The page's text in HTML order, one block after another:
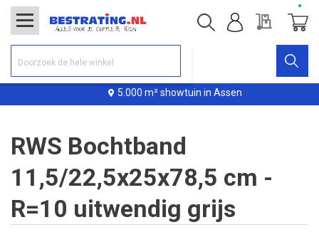
5.000 m² showtuin in Assen
Offerte
RWS Bochtband
11,5/22,5x25x78,5 cm -
R=10 uitwendig grijs